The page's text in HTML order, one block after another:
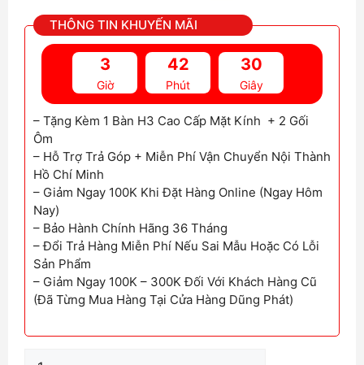
là:
17,600,000₫.là:
14,000,000₫.
THÔNG TIN KHUYẾN MÃI
3
Giờ
42
Phút
28
Giây
– Tặng Kèm 1 Bàn H3 Cao Cấp Mặt Kính + 2 Gối
Ôm
– Hỗ Trợ Trả Góp + Miễn Phí Vận Chuyển Nội Thành
Hồ Chí Minh
– Giảm Ngay 100K Khi Đặt Hàng Online (Ngay Hôm
Nay)
– Bảo Hành Chính Hãng 36 Tháng
– Đổi Trả Hàng Miễn Phí Nếu Sai Mẫu Hoặc Có Lỗi
Sản Phẩm
– Giảm Ngay 100K – 300K Đối Với Khách Hàng Cũ
(Đã Từng Mua Hàng Tại Cửa Hàng Dũng Phát)